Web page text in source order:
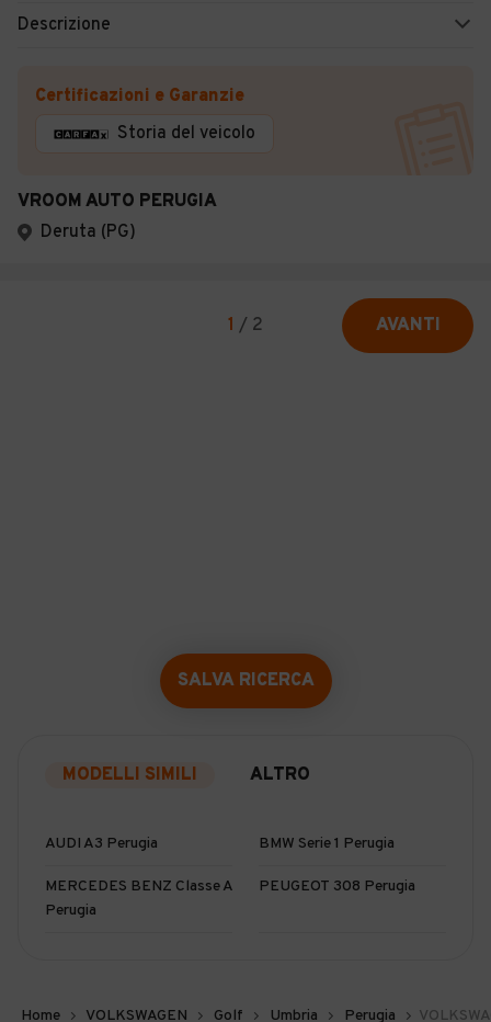
Descrizione
Certificazioni e Garanzie
Storia del veicolo
VROOM AUTO PERUGIA
Deruta (PG)
1 / 2 AVANTI
SALVA RICERCA
MODELLI SIMILI ALTRO
AUDI A3 Perugia BMW Serie 1 Perugia
MERCEDES BENZ Classe A
Perugia
PEUGEOT 308 Perugia
Home VOLKSWAGEN Golf Umbria Perugia